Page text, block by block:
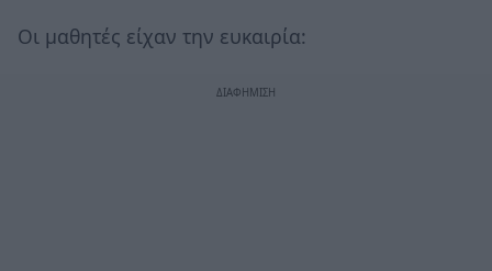
Οι μαθητές είχαν την ευκαιρία: